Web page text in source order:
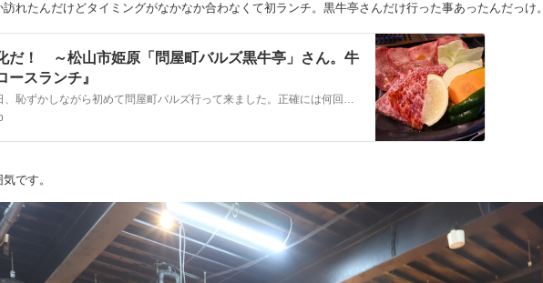
れたんだけどタイミングがなかなか合わなくて初ランチ。黒牛亭さんだけ行った事あったんだっけ。
だ！ ～松山市姫原「問屋町バルズ黒牛亭」さん。牛
ースランチ』
いや～、 先日、恥ずかしながら初めて問屋町バルズ行って来ました。正確には何回か、い～え、何度も言ってるんですけど。ちゃんと中に入れたのは今回が初めて。 数年前…
です。